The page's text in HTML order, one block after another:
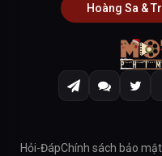
Hoàng Sa &
Hỏi-ĐápChính sách bảo mật